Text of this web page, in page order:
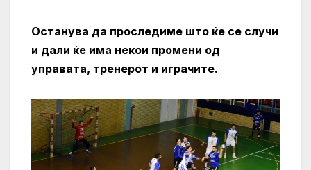
Останува да проследиме што ќе се случи
и дали ќе има некои промени од
управата, тренерот и играчите.